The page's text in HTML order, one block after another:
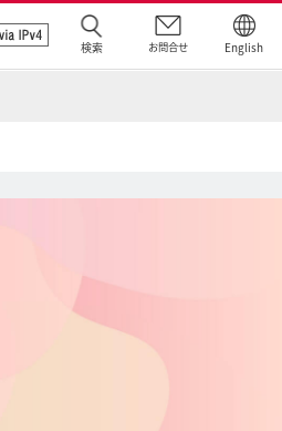
検索 お問合せ English